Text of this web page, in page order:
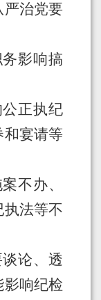
严治党要
影响搞
正执纪
宴请等
不办、
执法等不
论、透
影响纪检